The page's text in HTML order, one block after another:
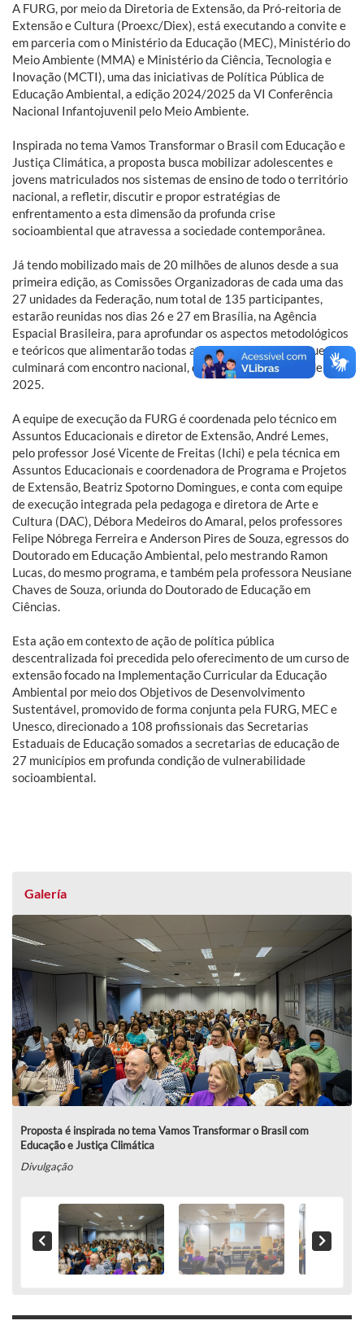
A FURG, por meio da Diretoria de Extensão, da Pró-reitoria de
Extensão e Cultura (Proexc/Diex), está executando a convite e
em parceria com o Ministério da Educação (MEC), Ministério do
Meio Ambiente (MMA) e Ministério da Ciência, Tecnologia e
Inovação (MCTI), uma das iniciativas de Política Pública de
Educação Ambiental, a edição 2024/2025 da VI Conferência
Nacional Infantojuvenil pelo Meio Ambiente.
Inspirada no tema Vamos Transformar o Brasil com Educação e
Justiça Climática, a proposta busca mobilizar adolescentes e
jovens matriculados nos sistemas de ensino de todo o território
nacional, a refletir, discutir e propor estratégias de
enfrentamento a esta dimensão da profunda crise
socioambiental que atravessa a sociedade contemporânea.
Já tendo mobilizado mais de 20 milhões de alunos desde a sua
primeira edição, as Comissões Organizadoras de cada uma das
27 unidades da Federação, num total de 135 participantes,
estarão reunidas nos dias 26 e 27 em Brasília, na Agência
Espacial Brasileira, para aprofundar os aspectos metodológicos
e teóricos que alimentarão todas a etapas do processo, que
culminará com encontro nacional, que ocorrerá em maio de
2025.
A equipe de execução da FURG é coordenada pelo técnico em
Assuntos Educacionais e diretor de Extensão, André Lemes,
pelo professor José Vicente de Freitas (Ichi) e pela técnica em
Assuntos Educacionais e coordenadora de Programa e Projetos
de Extensão, Beatriz Spotorno Domingues, e conta com equipe
de execução integrada pela pedagoga e diretora de Arte e
Cultura (DAC), Débora Medeiros do Amaral, pelos professores
Felipe Nóbrega Ferreira e Anderson Pires de Souza, egressos do
Doutorado em Educação Ambiental, pelo mestrando Ramon
Lucas, do mesmo programa, e também pela professora Neusiane
Chaves de Souza, oriunda do Doutorado de Educação em
Ciências.
Esta ação em contexto de ação de política pública
descentralizada foi precedida pelo oferecimento de um curso de
extensão focado na Implementação Curricular da Educação
Ambiental por meio dos Objetivos de Desenvolvimento
Sustentável, promovido de forma conjunta pela FURG, MEC e
Unesco, direcionado a 108 profissionais das Secretarias
Estaduais de Educação somados a secretarias de educação de
27 municípios em profunda condição de vulnerabilidade
socioambiental.
Galería
Proposta é inspirada no tema Vamos Transformar o Brasil com
Educação e Justiça Climática
Divulgação